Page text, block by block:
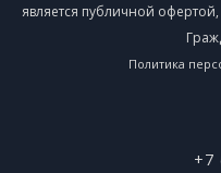
является публичной
Политика
+7